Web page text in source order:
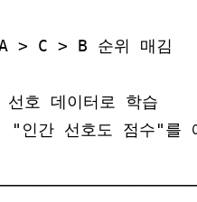
> C > B 순위 매김
호 데이터로 학습
"인간 선호도 점수"를